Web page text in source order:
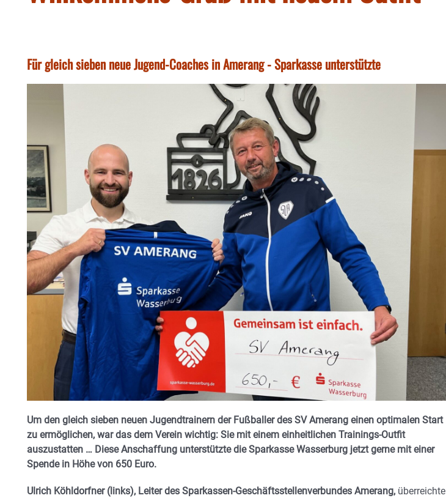
Für gleich sieben neue Jugend-Coaches in Amerang - Sparkasse unterstützte
Um den gleich sieben neuen Jugendtrainern der Fußballer des SV Amerang einen optimalen Start
zu ermöglichen, war das dem Verein wichtig: Sie mit einem einheitlichen Trainings-Outfit
auszustatten … Diese Anschaffung unterstützte die Sparkasse Wasserburg jetzt gerne mit einer
Spende in Höhe von 650 Euro.
Ulrich Köhldorfner (links), Leiter des Sparkassen-Geschäftsstellenverbundes Amerang, überreichte